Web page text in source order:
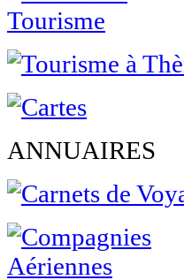
ANNUAIRES